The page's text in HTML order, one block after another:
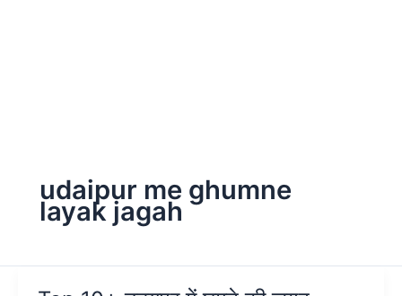
udaipur me ghumne
layak jagah